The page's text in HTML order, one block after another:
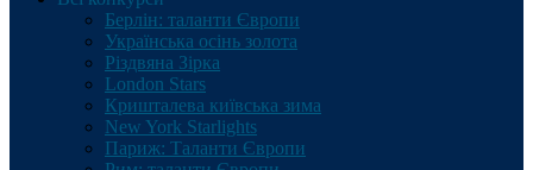
Берлін: таланти Європи
Українська осінь золота
Різдвяна Зірка
London Stars
Кришталева київська зима
New York Starlights
Париж: Таланти Європи